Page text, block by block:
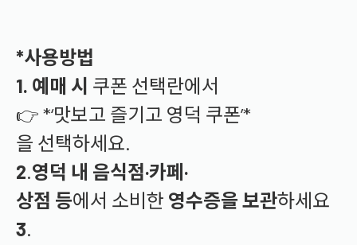
*사용방법
1. 예매 시 쿠폰 선택란에서
👉 *‘맛보고 즐기고 영덕 쿠폰’*
을 선택하세요.
2.영덕 내 음식점·카페·
상점 등에서 소비한 영수증을 보관하세요
3.